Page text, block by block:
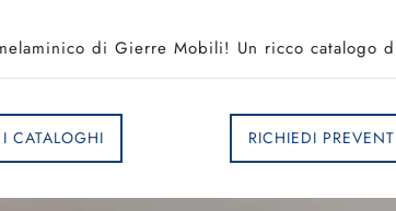
di Gierre Mobili! Un ricco catalogo
CATALOGHI RICHIEDI